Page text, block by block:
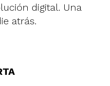
digital. Una
atrás.